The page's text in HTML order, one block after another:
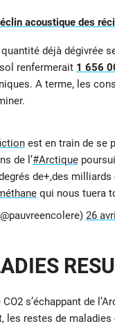
acoustique des
déjà dégivrée
renfermerait 1 656
A terme, les
est en train de se
de l’#Arctique
de+,des milliards
qui nous tuera
26
s’échappant de
les restes de